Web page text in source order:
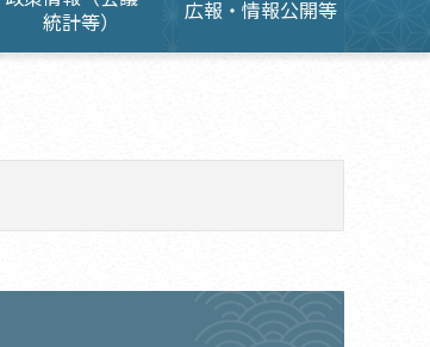
統計等）
広報・情報公開等